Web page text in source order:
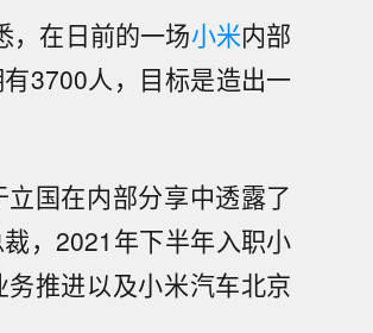
，在日前的一场小米内部
3700人，目标是造出一
国在内部分享中透露了
，2021年下半年入职小
推进以及小米汽车北京